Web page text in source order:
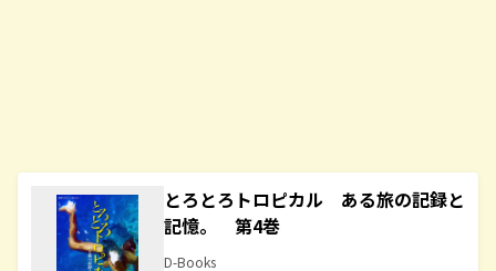
とろとろトロピカル ある旅の記録と
記憶。 第4巻
D-Books